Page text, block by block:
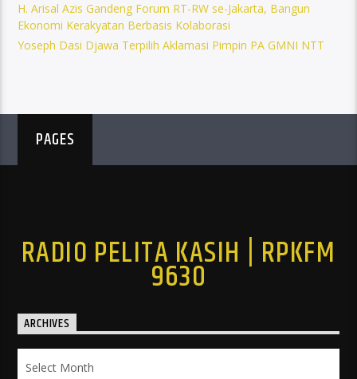
H. Arisal Azis Gandeng Forum RT-RW se-Jakarta, Bangun
Ekonomi Kerakyatan Berbasis Kolaborasi
Yoseph Dasi Djawa Terpilih Aklamasi Pimpin PA GMNI NTT
PAGES
RADIO PELITA KASIH | RPKFM
9630
ARCHIVES